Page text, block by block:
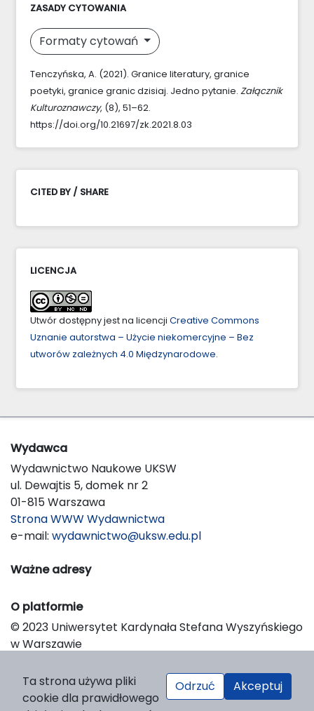
ZASADY CYTOWANIA
Formaty cytowań
Tenczyńska, A. (2021). Granice literatury, granice
poetyki, granice granic dzisiaj. Jedno pytanie. Załącznik
Kulturoznawczy, (8), 51–62.
https://doi.org/10.21697/zk.2021.8.03
CITED BY / SHARE
LICENCJA
Utwór dostępny jest na licencji Creative Commons
Uznanie autorstwa – Użycie niekomercyjne – Bez
utworów zależnych 4.0 Międzynarodowe.
Wydawca
Wydawnictwo Naukowe UKSW
ul. Dewajtis 5, domek nr 2
01-815 Warszawa
Strona WWW Wydawnictwa
e-mail: wydawnictwo@uksw.edu.pl
Ważne adresy
O platformie
© 2023 Uniwersytet Kardynała Stefana Wyszyńskiego
w Warszawie
Platform & Workflow by OJS/PKP
Ta strona używa pliki
cookie dla prawidłowego
Odrzuć Akceptuj